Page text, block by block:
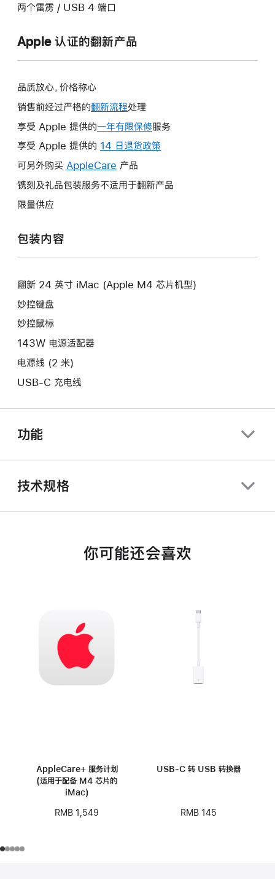
两个雷雳 / USB 4 端口
Apple 认证的翻新产品
品质放心，价格称心
销售前经过严格的翻新流程处理
享受 Apple 提供的一年有限保修此
操
打
服务
享受 Apple 提供的 14 日退货政策
将
口。
可另外购买 AppleCare 此
操
新
窗
产品
镌刻及礼品包装服务不适用于翻新产品
限量供应
包装内容
翻新 24 英寸 iMac (Apple M4 芯片机型)
妙控键盘
妙控鼠标
143W 电源适配器
电源线 (2 米)
USB-C 充电线
功能
技术规格
你可能还会喜欢
AppleCare+ 服务计划
(适用于配备 M4 芯片的
iMac)
RMB 1,549
USB-C 转 USB 转换器
RMB 145